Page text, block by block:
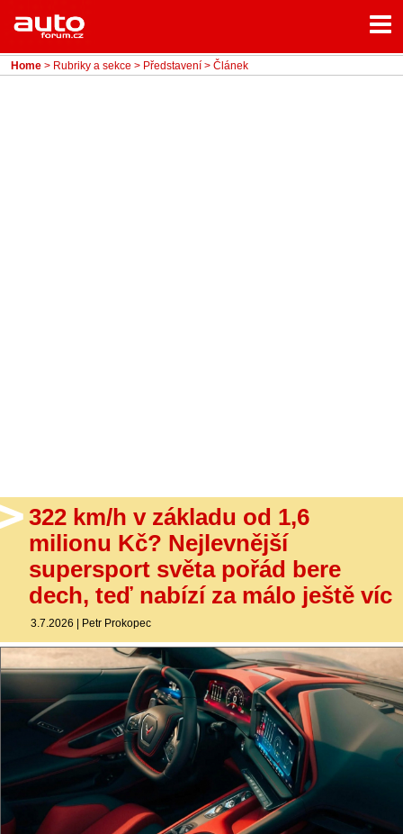
Home
Rubriky
Home > Rubriky a sekce > Představení > Článek
322 km/h v základu od 1,6
milionu Kč? Nejlevnější
supersport světa pořád bere
dech, teď nabízí za málo ještě víc
3.7.2026 | Petr Prokopec